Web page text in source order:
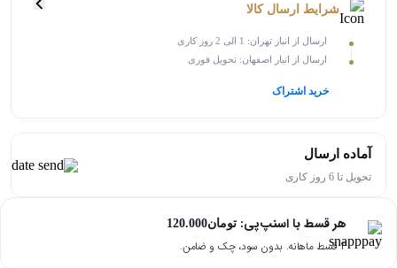
شرایط ارسال کالا
ارسال از انبار تهران: 1 الی 2 روز کاری
ارسال از انبار اصفهان: تحویل فوری
خرید اشتراک
آماده ارسال
تحویل تا 6 روز کاری
هر قسط با اسنپ‌پی: تومان120.000
۴ قسط ماهانه. بدون سود، چک و ضامن.